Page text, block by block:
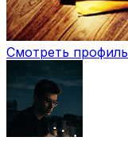
Смотреть профиль